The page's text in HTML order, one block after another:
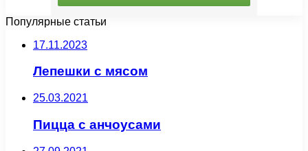
Популярные статьи
17.11.2023
Лепешки с мясом
25.03.2021
Пицца с анчоусами